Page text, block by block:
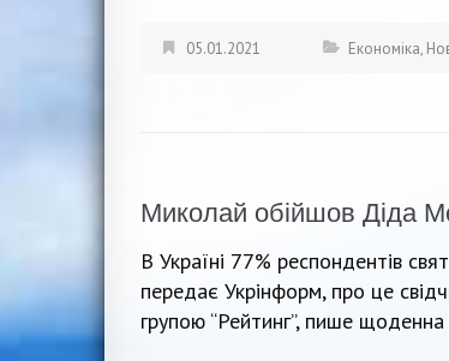
05.01.2021 Економіка,
Миколай обійшов Діда
В Україні 77% респондентів
передає Укрінформ, про це
групою “Рейтинг”, пише